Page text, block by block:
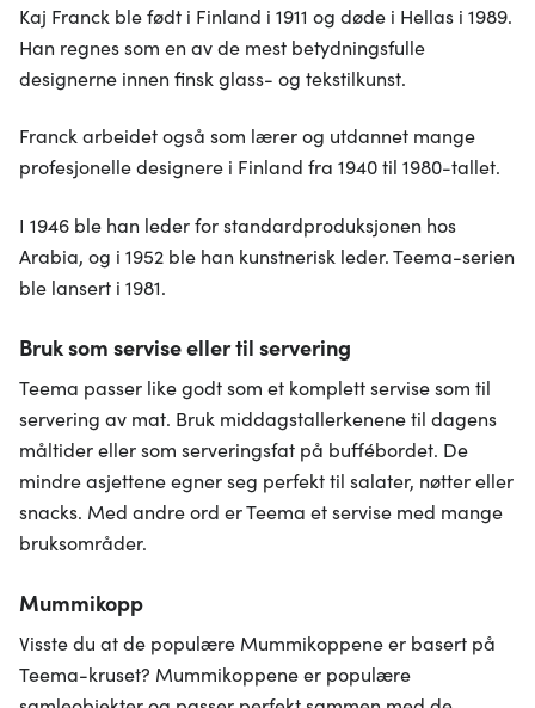
Kaj Franck ble født i Finland i 1911 og døde i Hellas i 1989.
Han regnes som en av de mest betydningsfulle
designerne innen finsk glass- og tekstilkunst.
Franck arbeidet også som lærer og utdannet mange
profesjonelle designere i Finland fra 1940 til 1980-tallet.
I 1946 ble han leder for standardproduksjonen hos
Arabia, og i 1952 ble han kunstnerisk leder. Teema-serien
ble lansert i 1981.
Bruk som servise eller til servering
Teema passer like godt som et komplett servise som til
servering av mat. Bruk middagstallerkenene til dagens
måltider eller som serveringsfat på buffébordet. De
mindre asjettene egner seg perfekt til salater, nøtter eller
snacks. Med andre ord er Teema et servise med mange
bruksområder.
Mummikopp
Visste du at de populære Mummikoppene er basert på
Teema-kruset? Mummikoppene er populære